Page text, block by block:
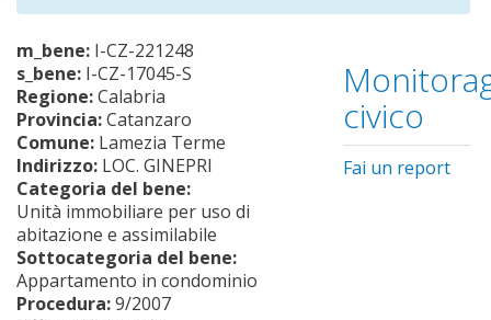
m_bene: I-CZ-221248
s_bene: I-CZ-17045-S
Regione:Calabria
Provincia:Catanzaro
Comune: Lamezia Terme
Indirizzo: LOC. GINEPRI
Categoria del bene:
Unità immobiliare per uso di
abitazione e assimilabile
Sottocategoria del bene:
Appartamento in condominio
Procedura:9/2007
civico
Fai un report